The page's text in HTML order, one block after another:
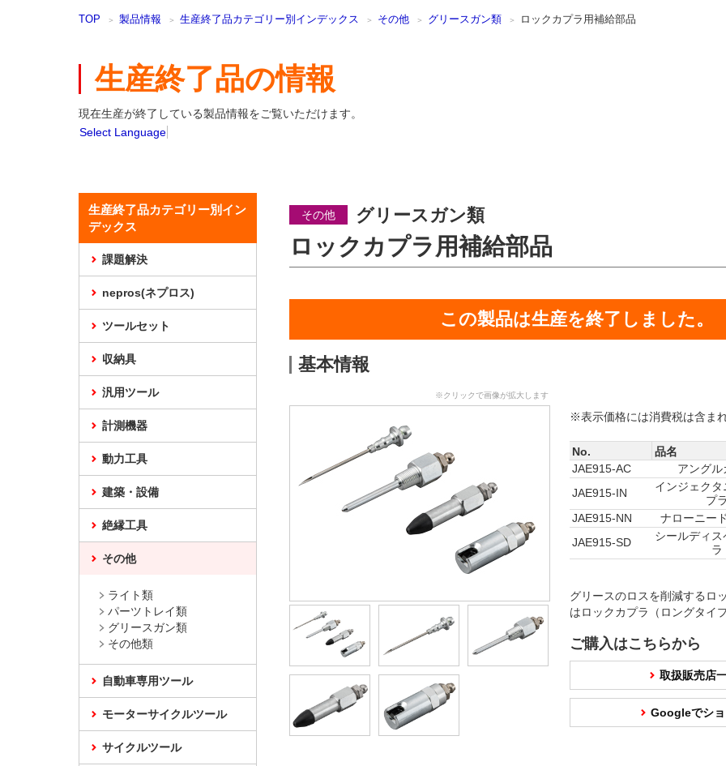
TOP 製品情報 生産終了品カテゴリー別インデックス その他 グリースガン類 ロックカプラ用補給部品
生産終了品の情報
現在生産が終了している製品情報をご覧いただけます。
Select Language
その他 グリースガン類
ロックカプラ用補給部品
この製品は生産を終了しました。
基本情報
※クリックで画像が拡大します
※表示価格には消費税は含ま
No.
品名
JAE915-AC
アングル
JAE915-IN
インジェク
プ
JAE915-NN
ナローニー
JAE915-SD
シールディ
ラ
グリースのロスを削減するロ
はロックカプラ（ロングタイ
ご購入はこちらから
取扱販売店
Googleでシ
生産終了品カテゴリー別イン
デックス
課題解決
nepros(ネプロス)
ツールセット
収納具
汎用ツール
計測機器
動力工具
建築・設備
絶縁工具
その他
ライト類
パーツトレイ類
グリースガン類
その他類
自動車専用ツール
モーターサイクルツール
サイクルツール